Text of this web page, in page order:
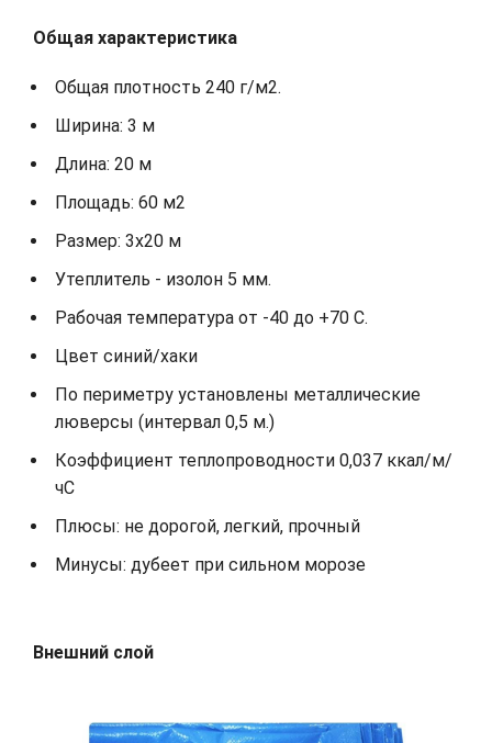
Общая характеристика
Общая плотность 240 г/м2.
Ширина: 3 м
Длина: 20 м
Площадь: 60 м2
Размер: 3х20 м
Утеплитель - изолон 5 мм.
Рабочая температура от -40 до +70 С.
Цвет синий/хаки
По периметру установлены металлические
люверсы (интервал 0,5 м.)
Коэффициент теплопроводности 0,037 ккал/м/
чС
Плюсы: не дорогой, легкий, прочный
Минусы: дубеет при сильном морозе
Внешний слой